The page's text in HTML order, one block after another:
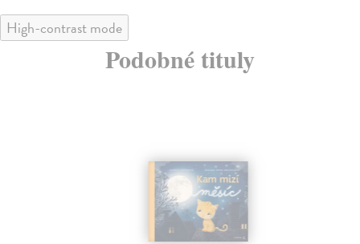
High-contrast mode
Podobné tituly